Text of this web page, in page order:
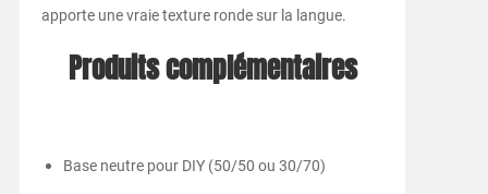
apporte une vraie texture ronde sur la langue.
Produits complémentaires
Base neutre pour DIY (50/50 ou 30/70)